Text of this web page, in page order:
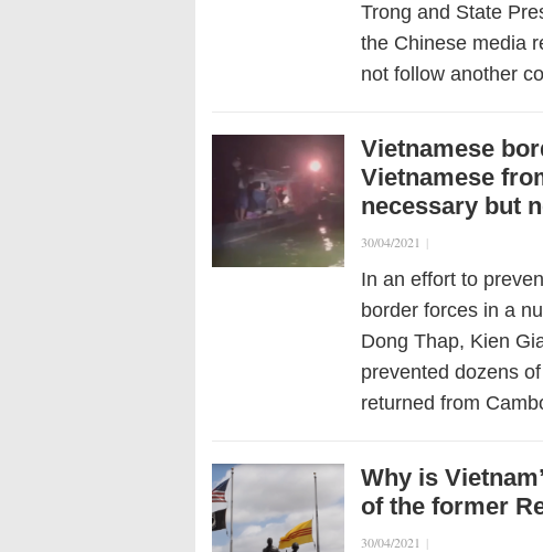
Trong and State
the Chinese media
not follow another
Vietnamese
Vietnamese
necessary but
30/04/2021 |
In an effort to
border forces in a
Dong Thap, Kien
prevented dozens
returned from
Why is
of the former
30/04/2021 |